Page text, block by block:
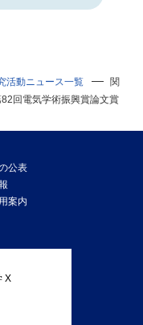
活動ニュース一覧
関
回電気学術振興賞論文賞
公表
案内
X